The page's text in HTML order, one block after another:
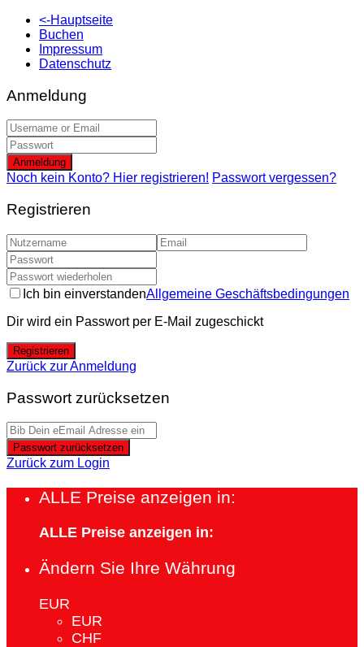
<-Hauptseite
Buchen
Impressum
Datenschutz
Anmeldung
Anmeldung
Noch kein Konto? Hier registrieren! Passwort vergessen?
Registrieren
Ich bin einverstandenAllgemeine Geschäftsbedingungen
Dir wird ein Passwort per E-Mail zugeschickt
Registrieren
Zurück zur Anmeldung
Passwort zurücksetzen
Passwort zurücksetzen
Zurück zum Login
ALLE Preise anzeigen in:
ALLE Preise anzeigen in:
Ändern Sie Ihre Währung
EUR
EUR
CHF